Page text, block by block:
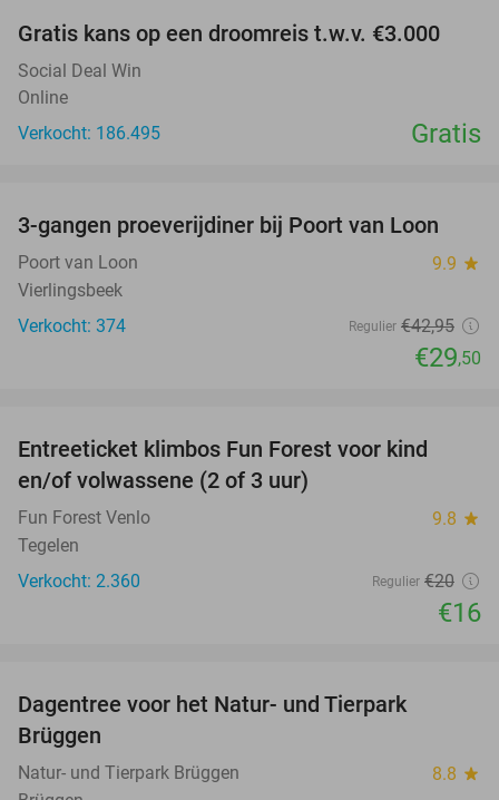
Gratis kans op een droomreis t.w.v. €3.000
Social Deal Win
Online
Verkocht: 186.495
Gratis
31%
3-gangen proeverijdiner bij Poort van Loon
Poort van Loon 9.9 star
Vierlingsbeek
Verkocht: 374
Regulier €42,95
€29,50
Entreeticket klimbos Fun Forest voor kind
en/of volwassene (2 of 3 uur)
Fun Forest Venlo 9.8 star
Tegelen
Verkocht: 2.360
Regulier €20
€16
Dagentree voor het Natur- und Tierpark
Brüggen
Natur- und Tierpark Brüggen 8.8 star